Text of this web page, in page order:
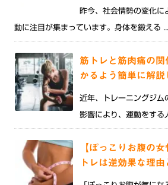
昨今、社会情勢の変化に
動に注目が集まっています。身体を鍛える ...
筋トレと筋肉痛の
かるよう簡単に解説
近年、トレーニングジム
影響により、運動をする
【ぽっこりお腹の
トレは逆効果な理由